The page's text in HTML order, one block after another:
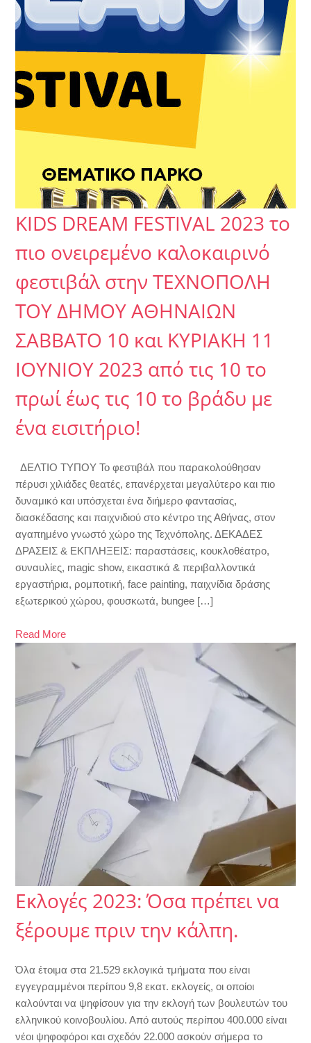
KIDS DREAM FESTIVAL 2023 το
πιο ονειρεμένο καλοκαιρινό
φεστιβάλ στην ΤΕΧΝΟΠΟΛΗ
ΤΟΥ ΔΗΜΟΥ ΑΘΗΝΑΙΩΝ
ΣΑΒΒΑΤΟ 10 και ΚΥΡΙΑΚΗ 11
ΙΟΥΝΙΟΥ 2023 από τις 10 το
πρωί έως τις 10 το βράδυ με
ένα εισιτήριο!
ΔΕΛΤΙΟ ΤΥΠΟΥ Το φεστιβάλ που παρακολούθησαν
πέρυσι χιλιάδες θεατές, επανέρχεται μεγαλύτερο και πιο
δυναμικό και υπόσχεται ένα διήμερο φαντασίας,
διασκέδασης και παιχνιδιού στο κέντρο της Αθήνας, στον
αγαπημένο γνωστό χώρο της Τεχνόπολης. ΔΕΚΑΔΕΣ
ΔΡΑΣΕΙΣ & ΕΚΠΛΗΞΕΙΣ: παραστάσεις, κουκλοθέατρο,
συναυλίες, magic show, εικαστικά & περιβαλλοντικά
εργαστήρια, ρομποτική, face painting, παιχνίδια δράσης
εξωτερικού χώρου, φουσκωτά, bungee […]
Read More
Εκλογές 2023: Όσα πρέπει να
ξέρουμε πριν την κάλπη.
Όλα έτοιμα στα 21.529 εκλογικά τμήματα που είναι
εγγεγραμμένοι περίπου 9,8 εκατ. εκλογείς, οι οποίοι
καλούνται να ψηφίσουν για την εκλογή των βουλευτών του
ελληνικού κοινοβουλίου. Από αυτούς περίπου 400.000 είναι
νέοι ψηφοφόροι και σχεδόν 22.000 ασκούν σήμερα το